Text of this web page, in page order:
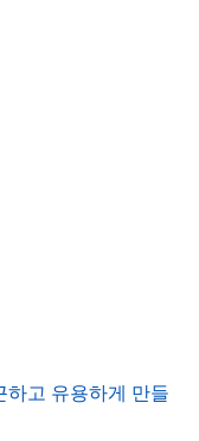
하고 유용하게 만들